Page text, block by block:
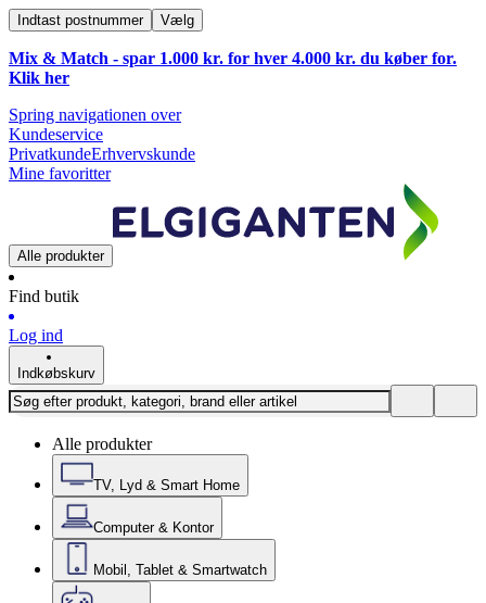
Indtast postnummer Vælg
Mix & Match - spar 1.000 kr. for hver 4.000 kr. du køber for.
Klik her
Spring navigationen over
Kundeservice
PrivatkundeErhvervskunde
Mine favoritter
Alle produkter
Find butik
Log ind
Indkøbskurv
Alle produkter
TV, Lyd & Smart Home
Computer & Kontor
Mobil, Tablet & Smartwatch